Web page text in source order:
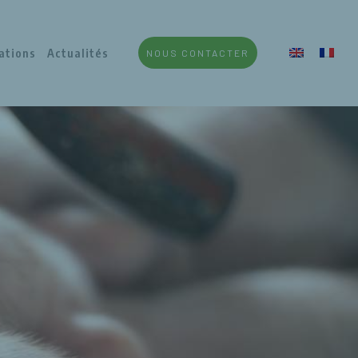
Actualités NOUS CONTACTER